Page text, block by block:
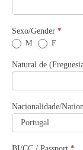
Sexo/Gender *
M
F
Natural de
Nacionalidade/